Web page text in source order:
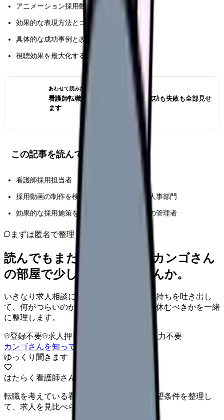
アニメーション採用動画の最新制作技法
効果的な表現方法とコスト管理の実践手法
具体的な成功事例と改善のポイント
視聴効果を最大化する活用戦略
あわせて読みたい
看護師転職のリアル体験談12選｜成功も失敗も全部見せ
ます
この記事を読んでほしい人
看護師採用担当者
採用動画の制作を検討している医療機関の人事部門
効果的な採用施策を模索している医療施設の管理者
まずは匿名で整理
読んでもまだ苦しいなら、カンゴさん
の部屋で少し話してみませんか。
いきなり求人相談には進みません。今の気持ちを吐き出し
て、何がつらいのか、辞めるべきか、少し休むべきかを一緒
に整理します。
登録不要 求人押し売りなし
病院名は入力不要
カンゴさんを知ってから相談する
ゆっくり聞きます
はたらく看護師さん 求人
転職を考えている看護師さんへ。まずは希望条件を整理し
て、求人を見比べられます。